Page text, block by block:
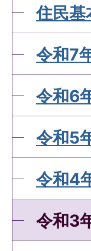
住民基
令和7
令和6
令和5
令和4
令和3